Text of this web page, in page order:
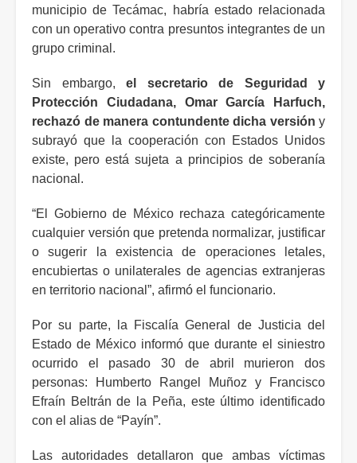
municipio de Tecámac, habría estado relacionada
con un operativo contra presuntos integrantes de un
grupo criminal.
Sin embargo, el secretario de Seguridad y
Protección Ciudadana, Omar García Harfuch,
rechazó de manera contundente dicha versión y
subrayó que la cooperación con Estados Unidos
existe, pero está sujeta a principios de soberanía
nacional.
“El Gobierno de México rechaza categóricamente
cualquier versión que pretenda normalizar, justificar
o sugerir la existencia de operaciones letales,
encubiertas o unilaterales de agencias extranjeras
en territorio nacional”, afirmó el funcionario.
Por su parte, la Fiscalía General de Justicia del
Estado de México informó que durante el siniestro
ocurrido el pasado 30 de abril murieron dos
personas: Humberto Rangel Muñoz y Francisco
Efraín Beltrán de la Peña, este último identificado
con el alias de “Payín”.
Las autoridades detallaron que ambas víctimas